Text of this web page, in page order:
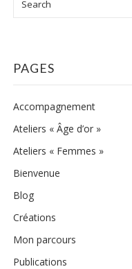
PAGES
Accompagnement
Ateliers « Âge d’or »
Ateliers « Femmes »
Bienvenue
Blog
Créations
Mon parcours
Publications